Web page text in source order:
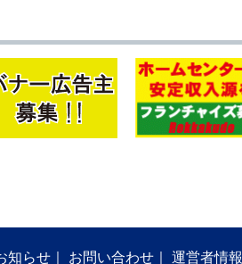
知らせ お問い合わせ 運営者情報